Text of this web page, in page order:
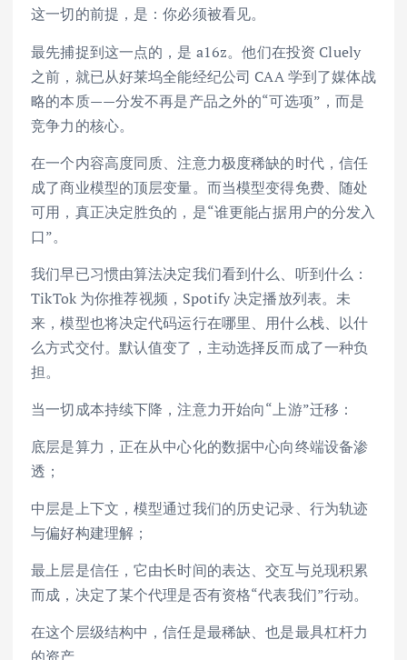
这一切的前提，是：你必须被看见。
最先捕捉到这一点的，是 a16z。他们在投资 Cluely
之前，就已从好莱坞全能经纪公司 CAA 学到了媒体战
略的本质——分发不再是产品之外的“可选项”，而是
竞争力的核心。
在一个内容高度同质、注意力极度稀缺的时代，信任
成了商业模型的顶层变量。而当模型变得免费、随处
可用，真正决定胜负的，是“谁更能占据用户的分发入
口”。
我们早已习惯由算法决定我们看到什么、听到什么：
TikTok 为你推荐视频，Spotify 决定播放列表。未
来，模型也将决定代码运行在哪里、用什么栈、以什
么方式交付。默认值变了，主动选择反而成了一种负
担。
当一切成本持续下降，注意力开始向“上游”迁移：
底层是算力，正在从中心化的数据中心向终端设备渗
透；
中层是上下文，模型通过我们的历史记录、行为轨迹
与偏好构建理解；
最上层是信任，它由长时间的表达、交互与兑现积累
而成，决定了某个代理是否有资格“代表我们”行动。
在这个层级结构中，信任是最稀缺、也是最具杠杆力